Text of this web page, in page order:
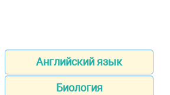
Английский язык
Биология